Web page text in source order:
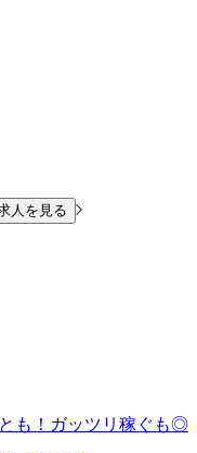
人を見る
も！ガッツリ稼ぐも◎